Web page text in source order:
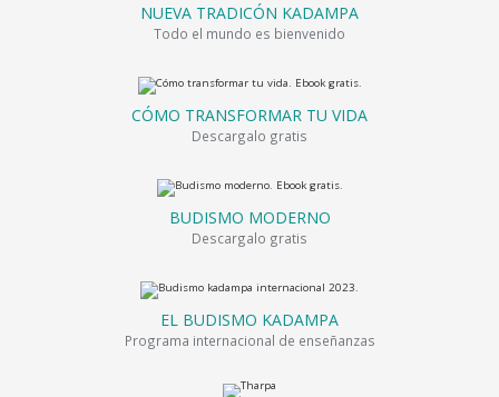
NUEVA TRADICÓN KADAMPA
Todo el mundo es bienvenido
CÓMO TRANSFORMAR TU VIDA
Descargalo gratis
BUDISMO MODERNO
Descargalo gratis
EL BUDISMO KADAMPA
Programa internacional de enseñanzas